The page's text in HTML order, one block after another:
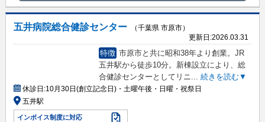
五井病院総合健診センター
（千葉県 市原市）
更新日:2026.03.31
特徴 市原市と共に昭和38年より創業。JR
五井駅から徒歩10分。新棟設立により、総
合健診センターとしてリニ... 続きを読む▼
休診日:10月30日(創立記念日)・土曜午後・日曜・祝祭日
五井駅
インボイス制度に対応